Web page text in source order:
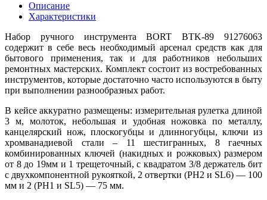
Описание
Характеристики
Набор ручного инструмента BORT BTK-89 91276063
содержит в себе весь необходимый арсенал средств как для
бытового применения, так и для работников небольших
ремонтных мастерских. Комплект состоит из востребованных
инструментов, которые достаточно часто используются в быту
при выполнении разнообразных работ.
В кейсе аккуратно размещены: измерительная рулетка длиной
3 м, молоток, небольшая и удобная ножовка по металлу,
канцелярский нож, плоскогубцы и длинногубцы, ключи из
хромванадиевой стали – 11 шестигранных, 8 гаечных
комбинированных ключей (накидных и рожковых) размером
от 8 до 19мм и 1 трещеточный, с квадратом 3/8 держатель бит
с двухкомпонентной рукояткой, 2 отвертки (PH2 и SL6) — 100
мм и 2 (PH1 и SL5) — 75 мм.